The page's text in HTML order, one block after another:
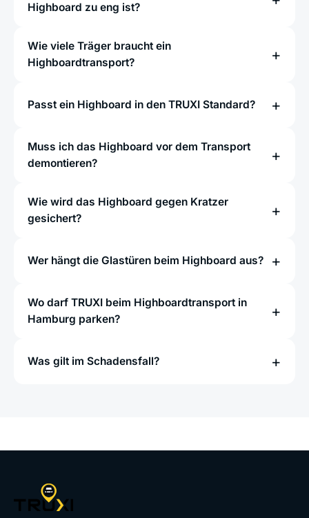
Highboard zu eng ist?
Wie viele Träger braucht ein
Highboardtransport?
Passt ein Highboard in den TRUXI Standard?
Muss ich das Highboard vor dem Transport
demontieren?
Wie wird das Highboard gegen Kratzer
gesichert?
Wer hängt die Glastüren beim Highboard aus?
Wo darf TRUXI beim Highboardtransport in
Hamburg parken?
Was gilt im Schadensfall?